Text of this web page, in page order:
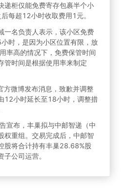
递柜仅能免费寄存包裹半个小
每超12小时收取费用1元。
一名负责人表示，该小区免费
时，是因为小区位置有限，放
率高的情况下，免费保管时间
管时间是根据使用率来制定
微博发布消息，致歉并调整
12小时延长至18小时，调整措
宣布，丰巢拟与中邮智递（中
权重组。交易完成后，中邮智
股将合计持有丰巢28.68%股
公司运营。